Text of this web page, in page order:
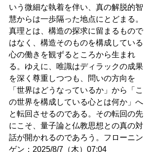
いう微細な執着を伴い、真の解脱的智
慧からは一歩隔った地点にとどまる。
真理とは、構造の探求に留まるもので
はなく、構造そのものを構成している
心の働きを観ずるところから生まれ
る。ゆえに、唯識はディラックの成果
を深く尊重しつつも、問いの方向を
「世界はどうなっているか」から「こ
の世界を構成している心とは何か」へ
と転回させるのである。その転回の先
にこそ、量子論と仏教思想との真の対
話が開かれるのであろう。フローニン
ゲン：2025/8/7（木）07:04